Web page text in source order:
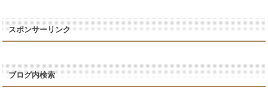
スポンサーリンク
ブログ内検索